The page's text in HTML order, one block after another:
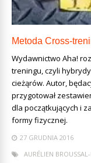
Metoda Cross-
Wydawnictwo Aha!
treningu, czyli
cieżąrów. Autor,
przygotował
dla początkujących i
formy fizycznej.
27 GRUDNIA 2016
AURÉLIEN